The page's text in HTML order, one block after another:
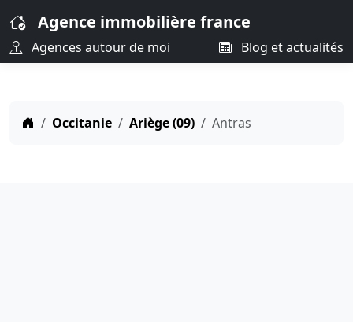
Agence immobilière france
Agences autour de moi Blog et actualités
Occitanie Ariège (09) Antras